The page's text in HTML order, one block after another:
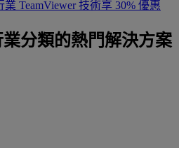
業 TeamViewer 技術享 30% 優惠
分類的熱門解決方案